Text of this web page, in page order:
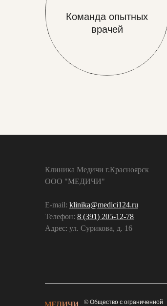
Команда опытных
врачей
Клиника Медичи г.Красноярск
ООО "МЕДИЧИ"
E-mail: klinika@medici124.ru
Телефон: 8 (391) 205-12-78
Адрес: ул. Сурикова, д. 16
© Общество с ограниченной